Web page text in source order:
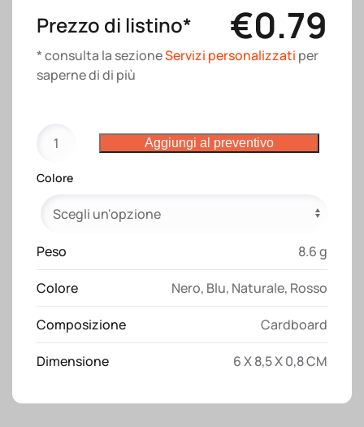
Prezzo di listino* €0.79
* consulta la sezioneServizi personalizzati per
saperne di di più
Quadernetto
porta
foglietti
quantità
Aggiungi al preventivo
Colore
Peso 8.6 g
Colore Nero, Blu, Naturale, Rosso
Composizione Cardboard
Dimensione 6 X 8,5 X 0,8 CM